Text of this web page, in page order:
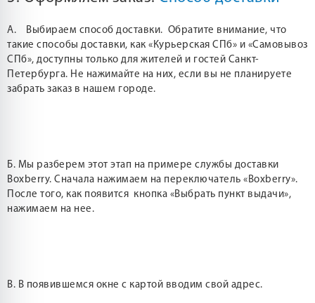
А. Выбираем способ доставки. Обратите внимание, что
такие способы доставки, как «Курьерская СПб» и «Самовывоз
СПб», доступны только для жителей и гостей Санкт-
Петербурга. Не нажимайте на них, если вы не планируете
забрать заказ в нашем городе.
Б. Мы разберем этот этап на примере службы доставки
Boxberry. Сначала нажимаем на переключатель «Boxberry».
После того, как появится кнопка «Выбрать пункт выдачи»,
нажимаем на нее.
В. В появившемся окне с картой вводим свой адрес.